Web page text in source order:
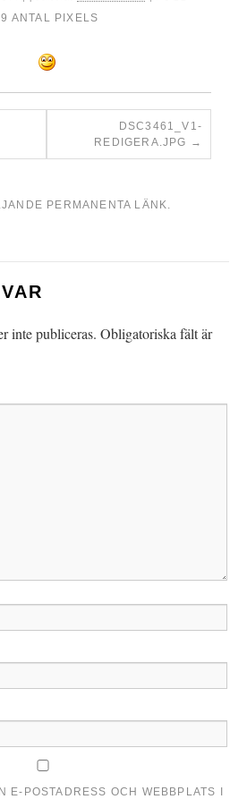
ANTAL PIXELS
DSC3461_V1-
REDIGERA.JPG
PERMANENTA LÄNK.
inte publiceras. Obligatoriska fält är
E-POSTADRESS OCH WEBBPLATS I